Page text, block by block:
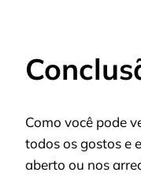
Como você pode
todos os gostos e
aberto ou nos